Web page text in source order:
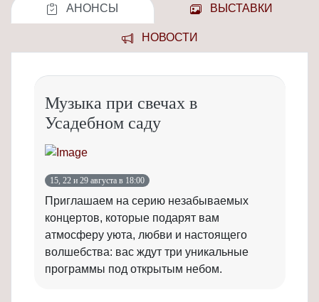
АНОНСЫ ВЫСТАВКИ
НОВОСТИ
Музыка при свечах в
Усадебном саду
15, 22 и 29 августа в 18:00
Приглашаем на серию незабываемых
концертов, которые подарят вам
атмосферу уюта, любви и настоящего
волшебства: вас ждут три уникальные
программы под открытым небом.